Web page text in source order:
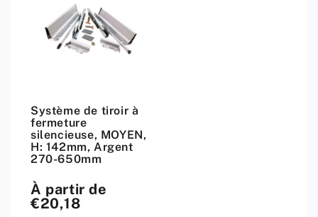
Système de tiroir à
fermeture
silencieuse, MOYEN,
H: 142mm, Argent
270-650mm
Prix
standard
À partir de
€20,18